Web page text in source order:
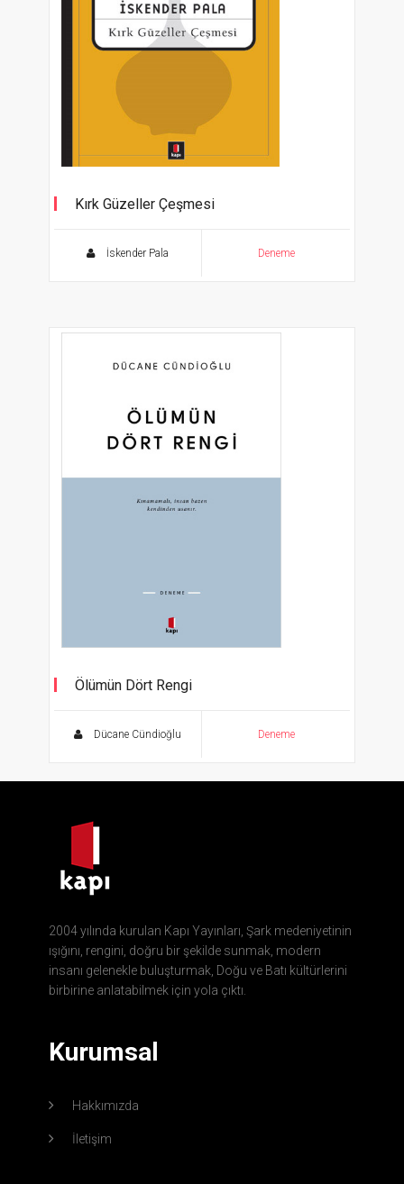
Kırk Güzeller Çeşmesi
İskender Pala Deneme
Ölümün Dört Rengi
Dücane Cündioğlu Deneme
2004 yılında kurulan Kapı Yayınları, Şark medeniyetinin
ışığını, rengini, doğru bir şekilde sunmak, modern
insanı gelenekle buluşturmak, Doğu ve Batı kültürlerini
birbirine anlatabilmek için yola çıktı.
Kurumsal
Hakkımızda
İletişim